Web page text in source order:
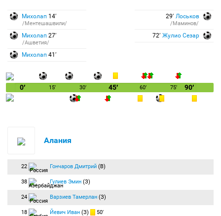
Михолап 14′
/Ментешашвили/
Михолап 27′
/Ашветия/
Михолап 41′
29′ Лоськов
/Маминов/
72′ Жулио Сезар
0′ 15′ 30′ 45′ 60′ 75′ 90′
Алания
22 Гончаров Дмитрий (В)
38 Гулиев Эмин (З)
24 Варзиев Тамерлан (З)
18 Йевич Иван (З) 50′